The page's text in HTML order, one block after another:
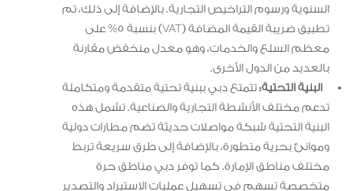
السنوية ورسوم التراخيص التجارية. بالإضافة إلى ذلك، تم
تطبيق ضريبة القيمة المضافة (VAT) بنسبة 5% على
معظم السلع والخدمات، وهو معدل منخفض مقارنة
بالعديد من الدول الأخرى.
البنية التحتية:تتمتع دبي ببنية تحتية متقدمة ومتكاملة
تدعم مختلف الأنشطة التجارية والصناعية. تشمل هذه
البنية التحتية شبكة مواصلات حديثة تضم مطارات دولية
وموانئ بحرية متطورة، بالإضافة إلى طرق سريعة تربط
مختلف مناطق الإمارة. كما توفر دبي مناطق حرة
متخصصة تسهم في تسهيل عمليات الاستيراد والتصدير